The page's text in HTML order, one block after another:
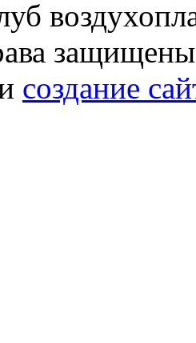
защищены
создание